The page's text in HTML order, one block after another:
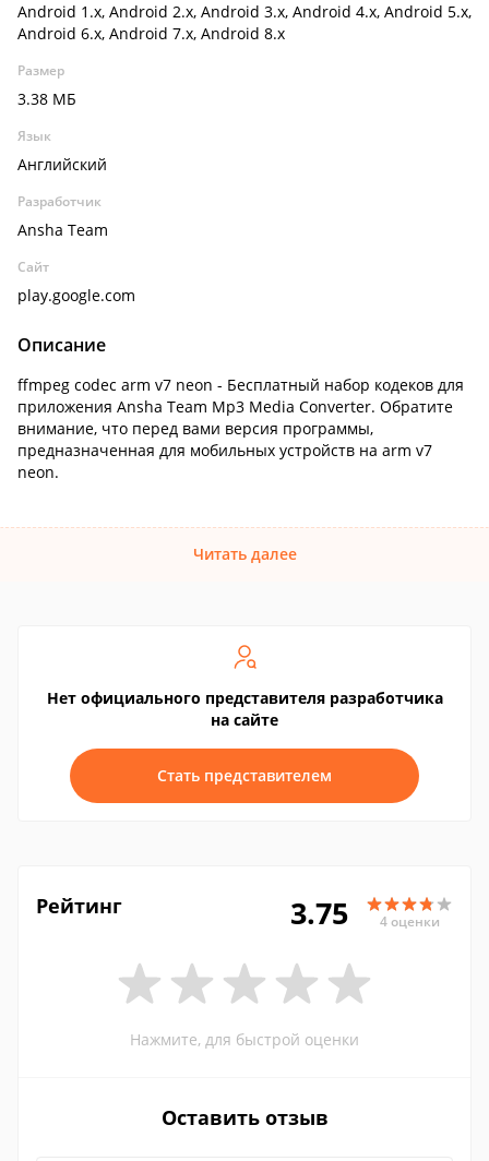
Android 1.x, Android 2.x, Android 3.x, Android 4.x, Android 5.x,
Android 6.x, Android 7.x, Android 8.x
Размер
3.38 МБ
Язык
Английский
Разработчик
Ansha Team
Сайт
play.google.com
Описание
ffmpeg codec arm v7 neon - Бесплатный набор кодеков для
приложения Ansha Team Mp3 Media Converter. Обратите
внимание, что перед вами версия программы,
предназначенная для мобильных устройств на arm v7
neon.
Читать далее
Нет официального представителя разработчика
на сайте
Стать представителем
Рейтинг 3.75 4 оценки
Нажмите, для быстрой оценки
Оставить отзыв